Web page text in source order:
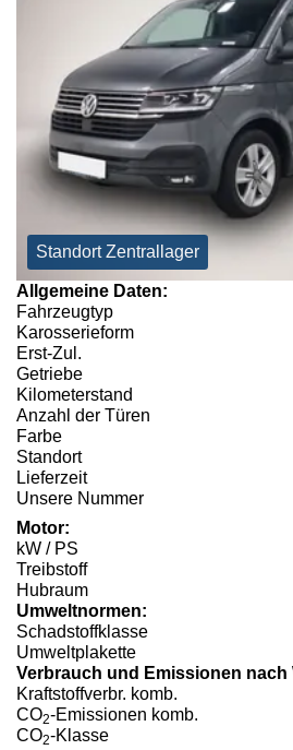
Standort Zentrallager
Allgemeine Daten:
Fahrzeugtyp
Karosserieform
Erst-Zul.
Getriebe
Kilometerstand
Anzahl der Türen
Farbe
Standort
Lieferzeit
Unsere Nummer
Motor:
kW / PS
Treibstoff
Hubraum
Umweltnormen:
Schadstoffklasse
Umweltplakette
Verbrauch und Emissionen nach
Kraftstoffverbr. komb.
CO2-Emissionen komb.
CO2-Klasse